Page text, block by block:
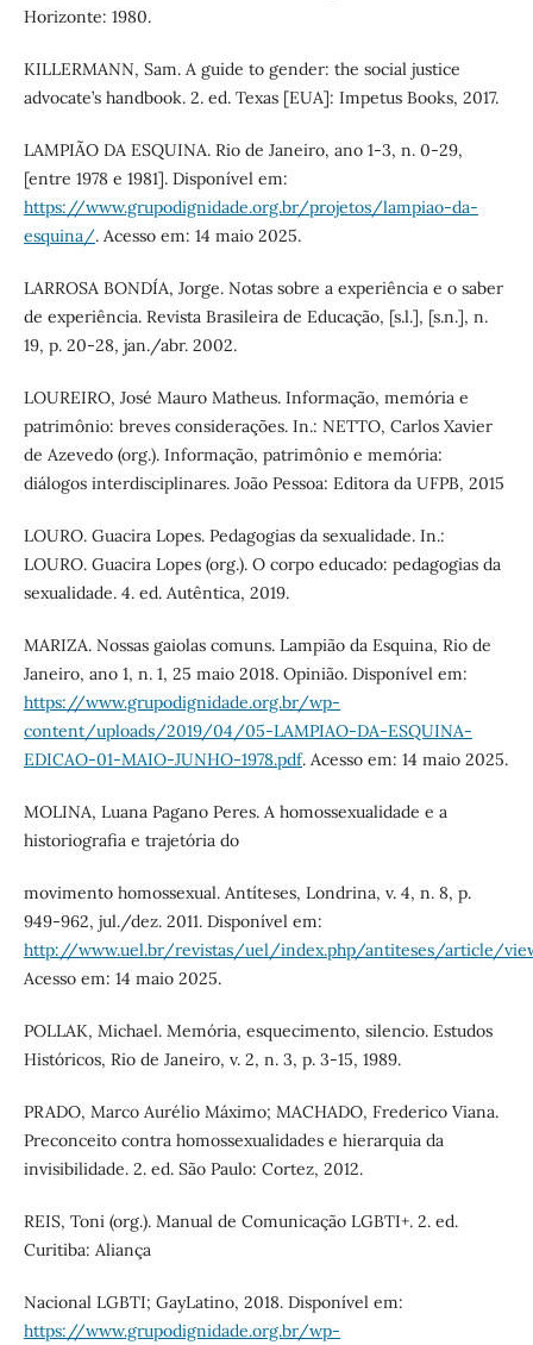
Horizonte: 1980.
KILLERMANN, Sam. A guide to gender: the social justice
advocate’s handbook. 2. ed. Texas [EUA]: Impetus Books, 2017.
LAMPIÃO DA ESQUINA. Rio de Janeiro, ano 1-3, n. 0-29,
[entre 1978 e 1981]. Disponível em:
https://www.grupodignidade.org.br/projetos/lampiao-da-
esquina/. Acesso em: 14 maio 2025.
LARROSA BONDÍA, Jorge. Notas sobre a experiência e o saber
de experiência. Revista Brasileira de Educação, [s.l.], [s.n.], n.
19, p. 20-28, jan./abr. 2002.
LOUREIRO, José Mauro Matheus. Informação, memória e
patrimônio: breves considerações. In.: NETTO, Carlos Xavier
de Azevedo (org.). Informação, patrimônio e memória:
diálogos interdisciplinares. João Pessoa: Editora da UFPB, 2015
LOURO. Guacira Lopes. Pedagogias da sexualidade. In.:
LOURO. Guacira Lopes (org.). O corpo educado: pedagogias da
sexualidade. 4. ed. Autêntica, 2019.
MARIZA. Nossas gaiolas comuns. Lampião da Esquina, Rio de
Janeiro, ano 1, n. 1, 25 maio 2018. Opinião. Disponível em:
https://www.grupodignidade.org.br/wp-
content/uploads/2019/04/05-LAMPIAO-DA-ESQUINA-
EDICAO-01-MAIO-JUNHO-1978.pdf. Acesso em: 14 maio 2025.
MOLINA, Luana Pagano Peres. A homossexualidade e a
historiografia e trajetória do
movimento homossexual. Antíteses, Londrina, v. 4, n. 8, p.
949-962, jul./dez. 2011. Disponível em:
http://www.uel.br/revistas/uel/index.php/antiteses/article/
Acesso em: 14 maio 2025.
POLLAK, Michael. Memória, esquecimento, silencio. Estudos
Históricos, Rio de Janeiro, v. 2, n. 3, p. 3-15, 1989.
PRADO, Marco Aurélio Máximo; MACHADO, Frederico Viana.
Preconceito contra homossexualidades e hierarquia da
invisibilidade. 2. ed. São Paulo: Cortez, 2012.
REIS, Toni (org.). Manual de Comunicação LGBTI+. 2. ed.
Curitiba: Aliança
Nacional LGBTI; GayLatino, 2018. Disponível em:
https://www.grupodignidade.org.br/wp-